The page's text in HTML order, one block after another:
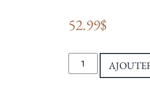
52.99$